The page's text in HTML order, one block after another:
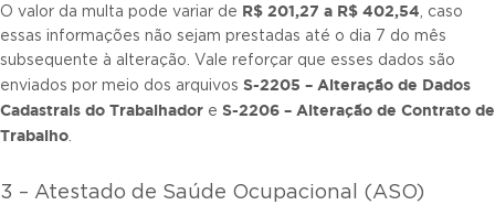
O valor da multa pode variar de R$ 201,27 a R$ 402,54, caso
essas informações não sejam prestadas até o dia 7 do mês
subsequente à alteração. Vale reforçar que esses dados são
enviados por meio dos arquivos S-2205 – Alteração de Dados
Cadastrais do Trabalhador e S-2206 – Alteração de Contrato de
Trabalho.
3 – Atestado de Saúde Ocupacional (ASO)